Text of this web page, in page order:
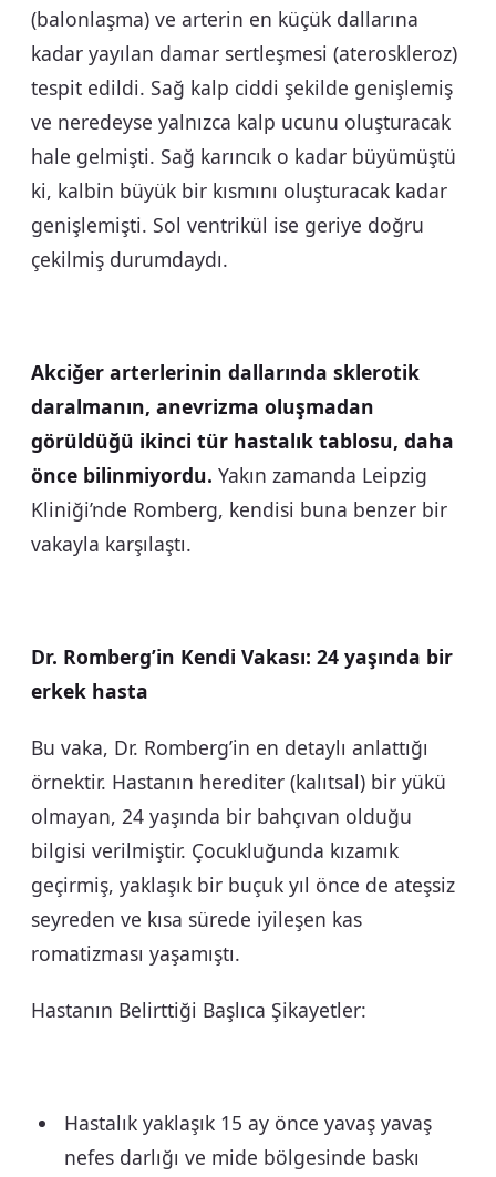
(balonlaşma) ve arterin en küçük dallarına
kadar yayılan damar sertleşmesi (ateroskleroz)
tespit edildi. Sağ kalp ciddi şekilde genişlemiş
ve neredeyse yalnızca kalp ucunu oluşturacak
hale gelmişti. Sağ karıncık o kadar büyümüştü
ki, kalbin büyük bir kısmını oluşturacak kadar
genişlemişti. Sol ventrikül ise geriye doğru
çekilmiş durumdaydı.
Akciğer arterlerinin dallarında sklerotik
daralmanın, anevrizma oluşmadan
görüldüğü ikinci tür hastalık tablosu, daha
önce bilinmiyordu. Yakın zamanda Leipzig
Kliniği’nde Romberg, kendisi buna benzer bir
vakayla karşılaştı.
Dr. Romberg’in Kendi Vakası: 24 yaşında bir
erkek hasta
Bu vaka, Dr. Romberg’in en detaylı anlattığı
örnektir. Hastanın herediter (kalıtsal) bir yükü
olmayan, 24 yaşında bir bahçıvan olduğu
bilgisi verilmiştir. Çocukluğunda kızamık
geçirmiş, yaklaşık bir buçuk yıl önce de ateşsiz
seyreden ve kısa sürede iyileşen kas
romatizması yaşamıştı.
Hastanın Belirttiği Başlıca Şikayetler:
Hastalık yaklaşık 15 ay önce yavaş yavaş
nefes darlığı ve mide bölgesinde baskı